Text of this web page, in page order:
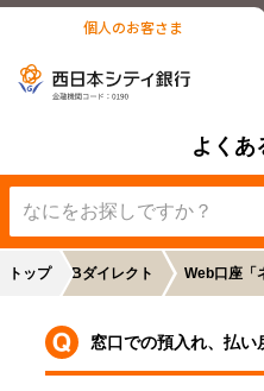
個人のお客さま
よくあ
トップNCBダイレクト Web口座「
窓口での預入れ、払い